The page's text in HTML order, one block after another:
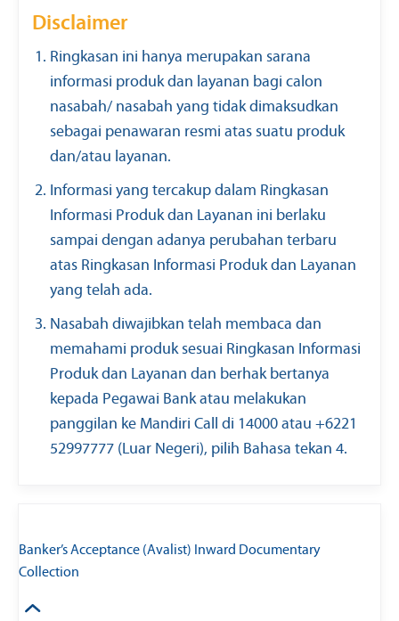
Disclaimer
Ringkasan ini hanya merupakan sarana
informasi produk dan layanan bagi calon
nasabah/ nasabah yang tidak dimaksudkan
sebagai penawaran resmi atas suatu produk
dan/atau layanan.
Informasi yang tercakup dalam Ringkasan
Informasi Produk dan Layanan ini berlaku
sampai dengan adanya perubahan terbaru
atas Ringkasan Informasi Produk dan Layanan
yang telah ada.
Nasabah diwajibkan telah membaca dan
memahami produk sesuai Ringkasan Informasi
Produk dan Layanan dan berhak bertanya
kepada Pegawai Bank atau melakukan
panggilan ke Mandiri Call di 14000 atau +6221
52997777 (Luar Negeri), pilih Bahasa tekan 4.
Banker’s Acceptance (Avalist) Inward Documentary
Collection